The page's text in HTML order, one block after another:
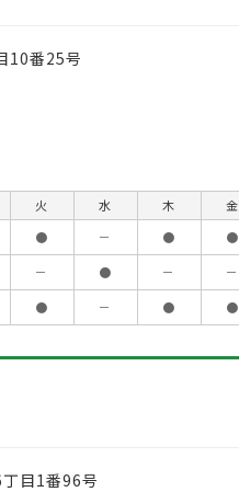
10番25号
火 水 木 金
● － ● ●
－ ● － －
● － ● ●
目1番96号